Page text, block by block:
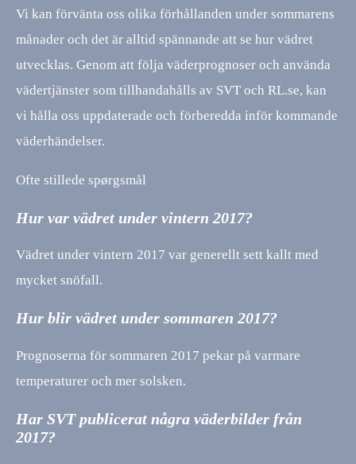
Vi kan förvänta oss olika förhållanden under sommarens
månader och det är alltid spännande att se hur vädret
utvecklas. Genom att följa väderprognoser och använda
vädertjänster som tillhandahålls av SVT och RL.se, kan
vi hålla oss uppdaterade och förberedda inför kommande
väderhändelser.
Ofte stillede spørgsmål
Hur var vädret under vintern 2017?
Vädret under vintern 2017 var generellt sett kallt med
mycket snöfall.
Hur blir vädret under sommaren 2017?
Prognoserna för sommaren 2017 pekar på varmare
temperaturer och mer solsken.
Har SVT publicerat några väderbilder från
2017?